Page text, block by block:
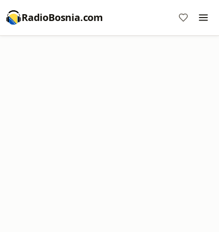
RadioBosnia.com